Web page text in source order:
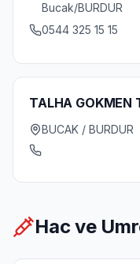
Bucak/BURDUR
0544 325 15 15
TALHA GOKMEN
BUCAK / BURDUR
Hac ve